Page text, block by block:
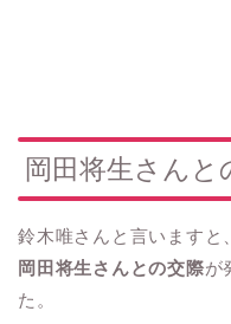
岡田将生さんと
鈴木唯さんと言いますと
岡田将生さんとの交際が
た。